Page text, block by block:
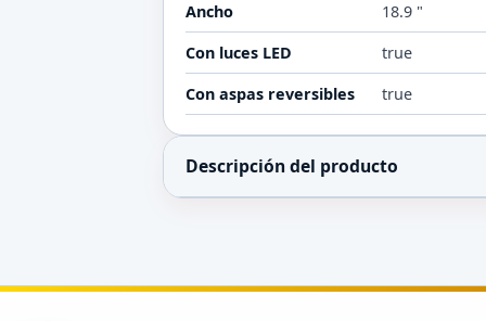
Ancho
18.9 "
Con luces LED
true
Con aspas reversibles
true
Descripción del producto